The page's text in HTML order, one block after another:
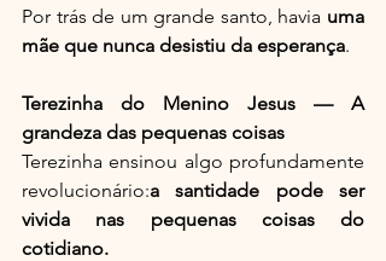
Por trás de um grande santo, havia uma
mãe que nunca desistiu da esperança.
Terezinha do Menino Jesus — A
grandeza das pequenas coisas
Terezinha ensinou algo profundamente
revolucionário:a santidade pode ser
vivida nas pequenas coisas do
cotidiano.